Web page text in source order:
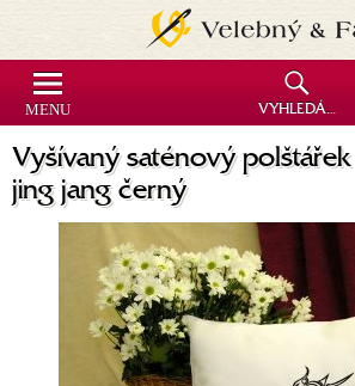
Vyšívaný saténový
jing jang černý
MENU VYHLEDÁVÁNÍ